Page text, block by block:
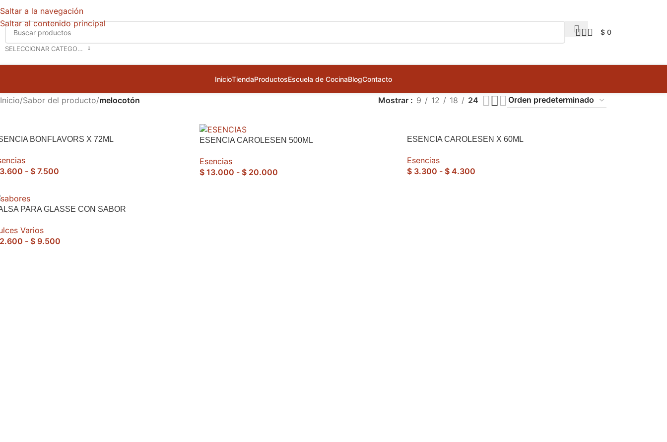
Saltar a la navegación
Saltar al contenido principal
SELECCIONAR CATEGORÍA
$ 0
InicioTiendaProductosEscuela de CocinaBlogContacto
Inicio/Sabor del producto/melocotón Mostrar 9 12 18 24
BONFLAVORS X 72ML
- $ 7.500
ESENCIA CAROLESEN 500ML
Esencias
$ 13.000 - $ 20.000
ESENCIA CAROLESEN X 60ML
Esencias
$3.300 - $4.300
PARA GLASSE CON SABOR
Varios
- $ 9.500